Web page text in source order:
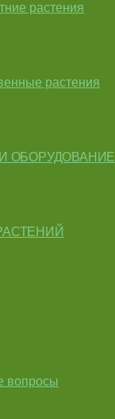
растения
растения
ОБОРУДОВАНИЕ
вопросы